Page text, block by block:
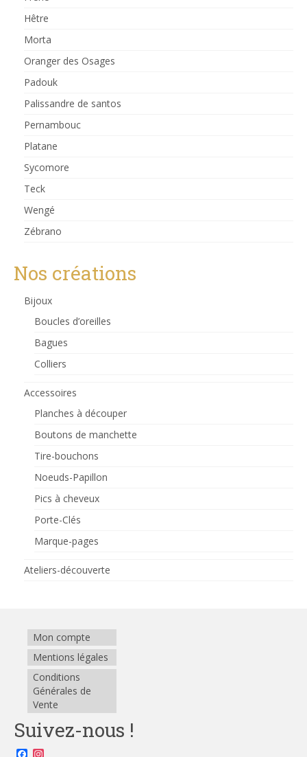
Hêtre
Morta
Oranger des Osages
Padouk
Palissandre de santos
Pernambouc
Platane
Sycomore
Teck
Wengé
Zébrano
Nos créations
Bijoux
Boucles d’oreilles
Bagues
Colliers
Accessoires
Planches à découper
Boutons de manchette
Tire-bouchons
Noeuds-Papillon
Pics à cheveux
Porte-Clés
Marque-pages
Ateliers-découverte
Mon compte
Mentions légales
Conditions
Générales de
Vente
Suivez-nous !